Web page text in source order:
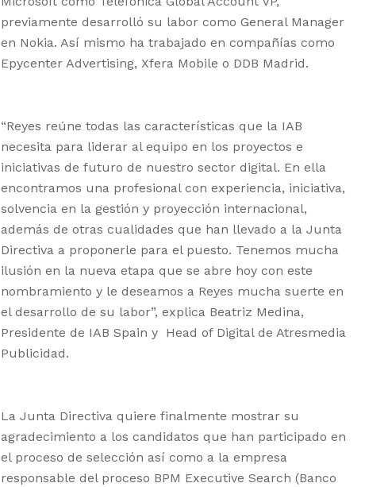
previamente desarrolló su labor como General Manager
en Nokia. Así mismo ha trabajado en compañías como
Epycenter Advertising, Xfera Mobile o DDB Madrid.
“Reyes reúne todas las características que la IAB
necesita para liderar al equipo en los proyectos e
iniciativas de futuro de nuestro sector digital. En ella
encontramos una profesional con experiencia, iniciativa,
solvencia en la gestión y proyección internacional,
además de otras cualidades que han llevado a la Junta
Directiva a proponerle para el puesto. Tenemos mucha
ilusión en la nueva etapa que se abre hoy con este
nombramiento y le deseamos a Reyes mucha suerte en
el desarrollo de su labor”, explica Beatriz Medina,
Presidente de IAB Spain y Head of Digital de Atresmedia
Publicidad.
La Junta Directiva quiere finalmente mostrar su
agradecimiento a los candidatos que han participado en
el proceso de selección así como a la empresa
responsable del proceso BPM Executive Search (Banco